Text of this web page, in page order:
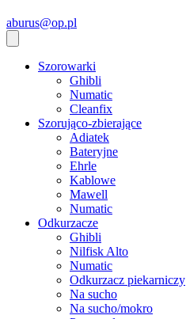
aburus@op.pl
Szorowarki
Ghibli
Numatic
Cleanfix
Szorująco-zbierające
Adiatek
Bateryjne
Ehrle
Kablowe
Mawell
Numatic
Odkurzacze
Ghibli
Nilfisk Alto
Numatic
Odkurzacz piekarniczy
Na sucho
Na sucho/mokro